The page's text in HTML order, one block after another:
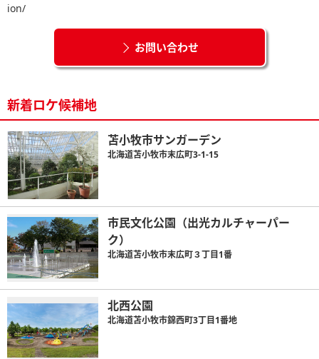
ion/
お問い合わせ
新着ロケ候補地
苫小牧市サンガーデン
北海道苫小牧市末広町3-1-15
市民文化公園（出光カルチャーパー
ク）
北海道苫小牧市末広町３丁目1番
北西公園
北海道苫小牧市錦西町3丁目1番地